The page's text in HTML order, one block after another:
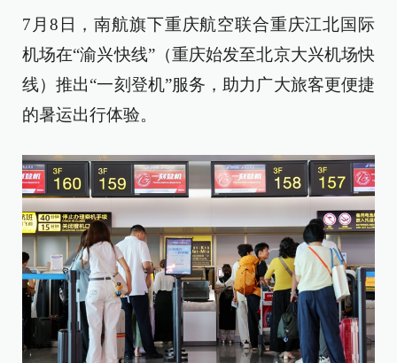
7月8日，南航旗下重庆航空联合重庆江北国际
机场在“渝兴快线”（重庆始发至北京大兴机场快
线）推出“一刻登机”服务，助力广大旅客更便捷
的暑运出行体验。